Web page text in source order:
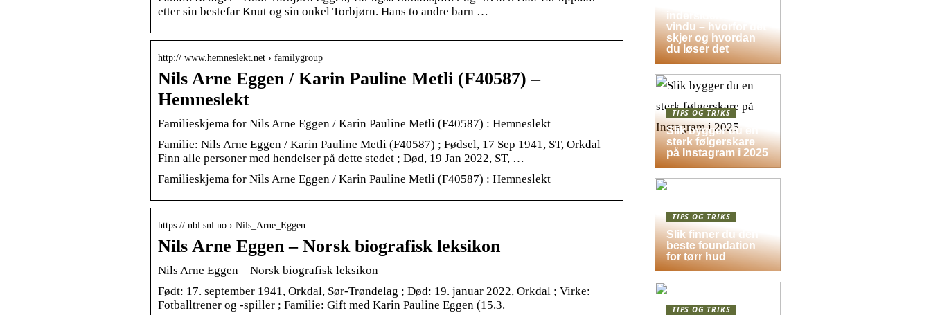
etter sin bestefar Knut og sin onkel Torbjørn. Hans to andre barn …
http:// www.hemneslekt.net › familygroup
Nils Arne Eggen / Karin Pauline Metli (F40587) –
Hemneslekt
Familieskjema for Nils Arne Eggen / Karin Pauline Metli (F40587) : Hemneslekt
Familie: Nils Arne Eggen / Karin Pauline Metli (F40587) ; Fødsel, 17 Sep 1941, ST, Orkdal
Finn alle personer med hendelser på dette stedet ; Død, 19 Jan 2022, ST, …
Familieskjema for Nils Arne Eggen / Karin Pauline Metli (F40587) : Hemneslekt
https:// nbl.snl.no › Nils_Arne_Eggen
Nils Arne Eggen – Norsk biografisk leksikon
Nils Arne Eggen – Norsk biografisk leksikon
Født: 17. september 1941, Orkdal, Sør-Trøndelag ; Død: 19. januar 2022, Orkdal ; Virke:
Fotballtrener og -spiller ; Familie: Gift med Karin Pauline Eggen (15.3.
indersiden av
vindu – hvorfor det
skjer og hvordan
du løser det
TIPS OG TRIKS
Slik bygger du en
sterk følgerskare
på Instagram i 2025
TIPS OG TRIKS
Slik finner du den
beste foundation
for tørr hud
TIPS OG TRIKS